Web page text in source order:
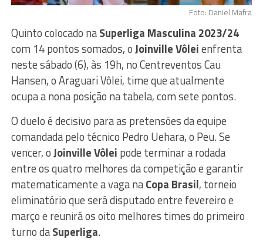
Foto: Daniel Mafra
Quinto colocado naSuperliga Masculina 2023/24
com 14 pontos somados, oJoinville Vôleienfrenta
neste sábado (6), às 19h, no Centreventos Cau
Hansen, o Araguari Vôlei, time que atualmente
ocupa a nona posição na tabela, com sete pontos.
O duelo é decisivo para as pretensões da equipe
comandada pelo técnico Pedro Uehara, o Peu. Se
vencer, oJoinville Vôlei pode terminar a rodada
entre os quatro melhores da competição e garantir
matematicamente a vaga naCopa Brasil, torneio
eliminatório que será disputado entre fevereiro e
março e reunirá os oito melhores times do primeiro
turno daSuperliga.